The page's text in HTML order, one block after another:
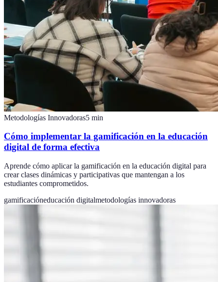
Metodologías Innovadoras5 min
Cómo implementar la gamificación en la educación
digital de forma efectiva
Aprende cómo aplicar la gamificación en la educación digital para
crear clases dinámicas y participativas que mantengan a los
estudiantes comprometidos.
gamificacióneducación digitalmetodologías innovadoras